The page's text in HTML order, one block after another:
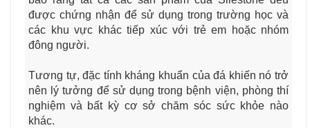
được chứng nhận để sử dụng trong trường học và
các khu vực khác tiếp xúc với trẻ em hoặc nhóm
đông người.
Tương tự, đặc tính kháng khuẩn của đá khiến nó trở
nên lý tưởng để sử dụng trong bệnh viện, phòng thí
nghiệm và bất kỳ cơ sở chăm sóc sức khỏe nào
khác.